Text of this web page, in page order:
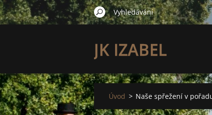
JK IZABEL
Úvod > Naše spřežení v